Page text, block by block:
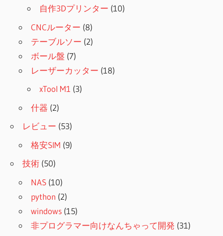
自作3Dプリンター (10)
CNCルーター (8)
テーブルソー (2)
ボール盤 (7)
レーザーカッター (18)
xTool M1 (3)
什器 (2)
レビュー (53)
格安SIM (9)
技術 (50)
NAS (10)
python (2)
windows (15)
非プログラマー向けなんちゃって開発 (31)